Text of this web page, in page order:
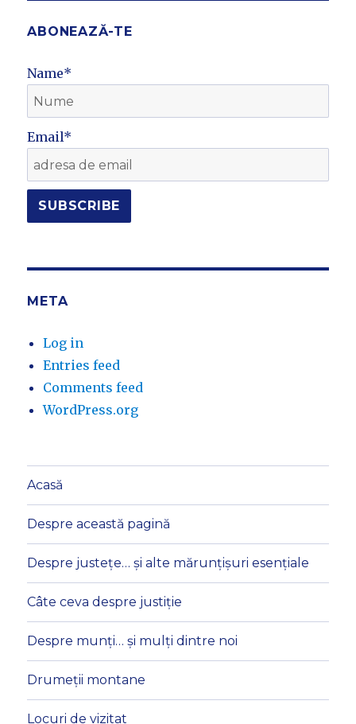
ABONEAZĂ-TE
Name*
Email*
META
Log in
Entries feed
Comments feed
WordPress.org
Acasă
Despre această pagină
Despre justețe… și alte mărunțișuri esențiale
Câte ceva despre justiție
Despre munți… și mulți dintre noi
Drumeții montane
Locuri de vizitat